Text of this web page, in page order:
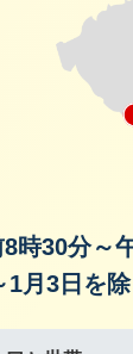
時30分～
月3日を除